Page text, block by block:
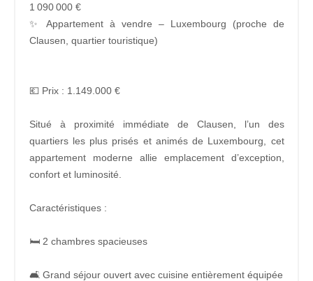
1 090 000 €
✨ Appartement à vendre – Luxembourg (proche de
Clausen, quartier touristique)
💶 Prix : 1.149.000 €
Situé à proximité immédiate de Clausen, l’un des
quartiers les plus prisés et animés de Luxembourg, cet
appartement moderne allie emplacement d’exception,
confort et luminosité.
Caractéristiques :
🛏️ 2 chambres spacieuses
🛋️ Grand séjour ouvert avec cuisine entièrement équipée